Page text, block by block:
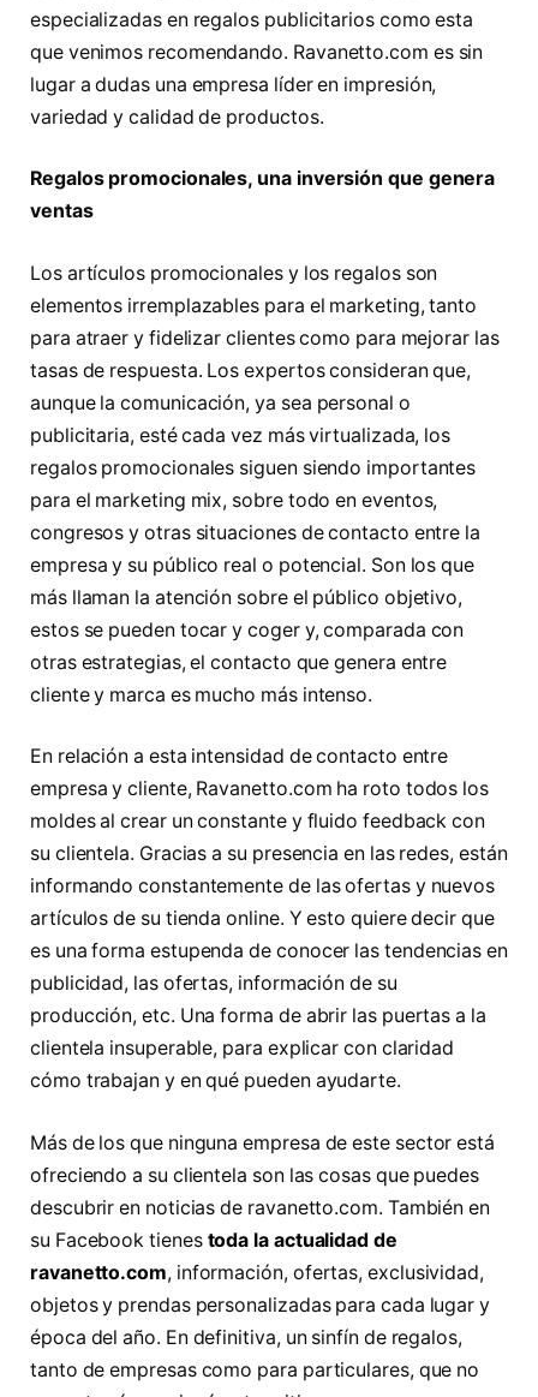
especializadas en regalos publicitarios como esta
que venimos recomendando. Ravanetto.com es sin
lugar a dudas una empresa líder en impresión,
variedad y calidad de productos.
Regalos promocionales, una inversión que genera
ventas
Los artículos promocionales y los regalos son
elementos irremplazables para el marketing, tanto
para atraer y fidelizar clientes como para mejorar las
tasas de respuesta. Los expertos consideran que,
aunque la comunicación, ya sea personal o
publicitaria, esté cada vez más virtualizada, los
regalos promocionales siguen siendo importantes
para el marketing mix, sobre todo en eventos,
congresos y otras situaciones de contacto entre la
empresa y su público real o potencial. Son los que
más llaman la atención sobre el público objetivo,
estos se pueden tocar y coger y, comparada con
otras estrategias, el contacto que genera entre
cliente y marca es mucho más intenso.
En relación a esta intensidad de contacto entre
empresa y cliente, Ravanetto.com ha roto todos los
moldes al crear un constante y fluido feedback con
su clientela. Gracias a su presencia en las redes, están
informando constantemente de las ofertas y nuevos
artículos de su tienda online. Y esto quiere decir que
es una forma estupenda de conocer las tendencias en
publicidad, las ofertas, información de su
producción, etc. Una forma de abrir las puertas a la
clientela insuperable, para explicar con claridad
cómo trabajan y en qué pueden ayudarte.
Más de los que ninguna empresa de este sector está
ofreciendo a su clientela son las cosas que puedes
descubrir en noticias de ravanetto.com. También en
su Facebook tienes toda la actualidad de
ravanetto.com, información, ofertas, exclusividad,
objetos y prendas personalizadas para cada lugar y
época del año. En definitiva, un sinfín de regalos,
tanto de empresas como para particulares, que no